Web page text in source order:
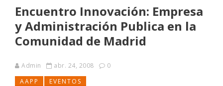
Encuentro Innovación: Empresa
y Administración Publica en la
Comunidad de Madrid
Admin abr. 24, 2008
0
AAPP
EVENTOS